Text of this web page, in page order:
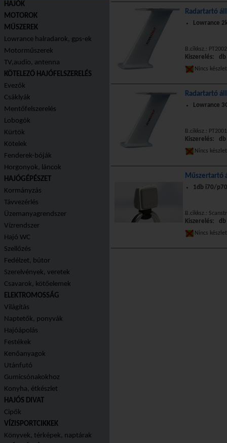
HAJÓK
MOTOROK
MŰSZEREK
Lowrance halradarok, gps-ek
Motorműszerek
TV,audio, antenna
KÖTELEZŐ HAJÓFELSZERELÉS
Evezők
Csáklyák
Mentőfelszerelés
Lobogók
Kürtök
Kötelek
Fenderek-bóják
Horgonyok, láncok
HAJÓGÉPÉSZET
Kormányzás
Távvezérlés
Üzemanyagrendszer
Vízrendszer
Hajó WC
Szellőzés
Fedélzet, bútor
Szerelvények, veretek
Csavarok, kötőelemek
ELEKTROMOSSÁG
Világítás
Naptetők, ponyvák
Hajóápolás
Festékek
Kenőanyagok
Utánfutó
Gumicsónakokhoz
Konyha, étkészlet
HAJÓS DIVAT
Cipők
VÍZISPORTCIKKEK
Könyvek, térképek, naptárak
Radartartó
Lowrance
B.cikksz.: PT2002
Kiszerelés: db
Nincs
Radartartó
Lowrance
B.cikksz.: PT2001
Kiszerelés: db
Nincs
Műszertartó
1db i70/
B.cikksz.:
Kiszerelés: db
Nincs